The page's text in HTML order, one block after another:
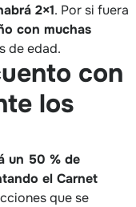
2×1. Por si fuera
con muchas
de edad.
con
los
un 50 % de
el Carnet
que se